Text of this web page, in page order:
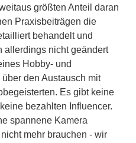
größten Anteil daran
Praxisbeiträgen die
behandelt und
allerdings nicht geändert
Hobby- und
den Austausch mit
Es gibt keine
bezahlten Influencer.
spannene Kamera
mehr brauchen - wir